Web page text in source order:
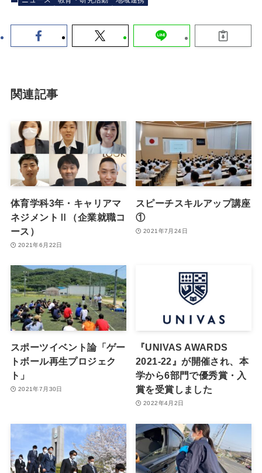
関連記事
体育学科3年・キャリアマ
ネジメントⅡ（企業就職コ
ース）
2021年6月22日
スピーチスキルアップ講座
①
2021年7月24日
スポーツイベント論「ゲー
トボール再生プロジェク
ト」
2021年7月30日
『UNIVAS AWARDS
2021-22』が開催され、本
学から6部門で優秀賞・入
賞を受賞しました
2022年4月2日